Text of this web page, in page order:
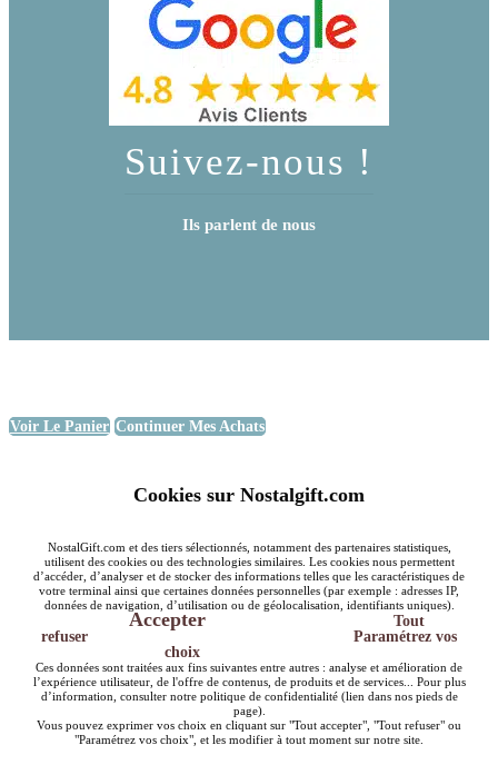
Suivez-nous !
Ils parlent de nous
Voir Le Panier Continuer Mes Achats
Cookies sur Nostalgift.com
NostalGift.com et des tiers sélectionnés, notamment des partenaires statistiques,
utilisent des cookies ou des technologies similaires. Les cookies nous permettent
d’accéder, d’analyser et de stocker des informations telles que les caractéristiques de
votre terminal ainsi que certaines données personnelles (par exemple : adresses IP,
données de navigation, d’utilisation ou de géolocalisation, identifiants uniques).
Accepter
Tout
refuser
Paramétrez vos
choix
Ces données sont traitées aux fins suivantes entre autres : analyse et amélioration de
l’expérience utilisateur, de l'offre de contenus, de produits et de services... Pour plus
d’information, consulter notre politique de confidentialité (lien dans nos pieds de
page).
Vous pouvez exprimer vos choix en cliquant sur "Tout accepter", "Tout refuser" ou
"Paramétrez vos choix", et les modifier à tout moment sur notre site.